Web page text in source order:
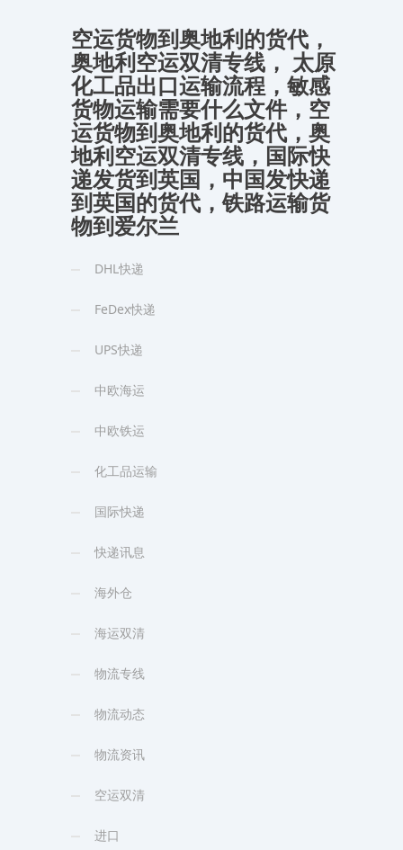
空运货物到奥地利的货代，
奥地利空运双清专线， 太原
化工品出口运输流程，敏感
货物运输需要什么文件，空
运货物到奥地利的货代，奥
地利空运双清专线，国际快
递发货到英国，中国发快递
到英国的货代，铁路运输货
物到爱尔兰
DHL快递
FeDex快递
UPS快递
中欧海运
中欧铁运
化工品运输
国际快递
快递讯息
海外仓
海运双清
物流专线
物流动态
物流资讯
空运双清
进口